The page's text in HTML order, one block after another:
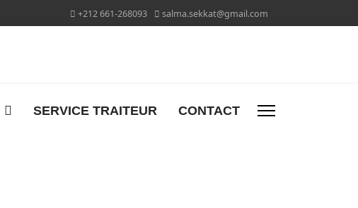
+212 661-268093 salma.sekkat@gmail.com
SERVICE TRAITEUR CONTACT